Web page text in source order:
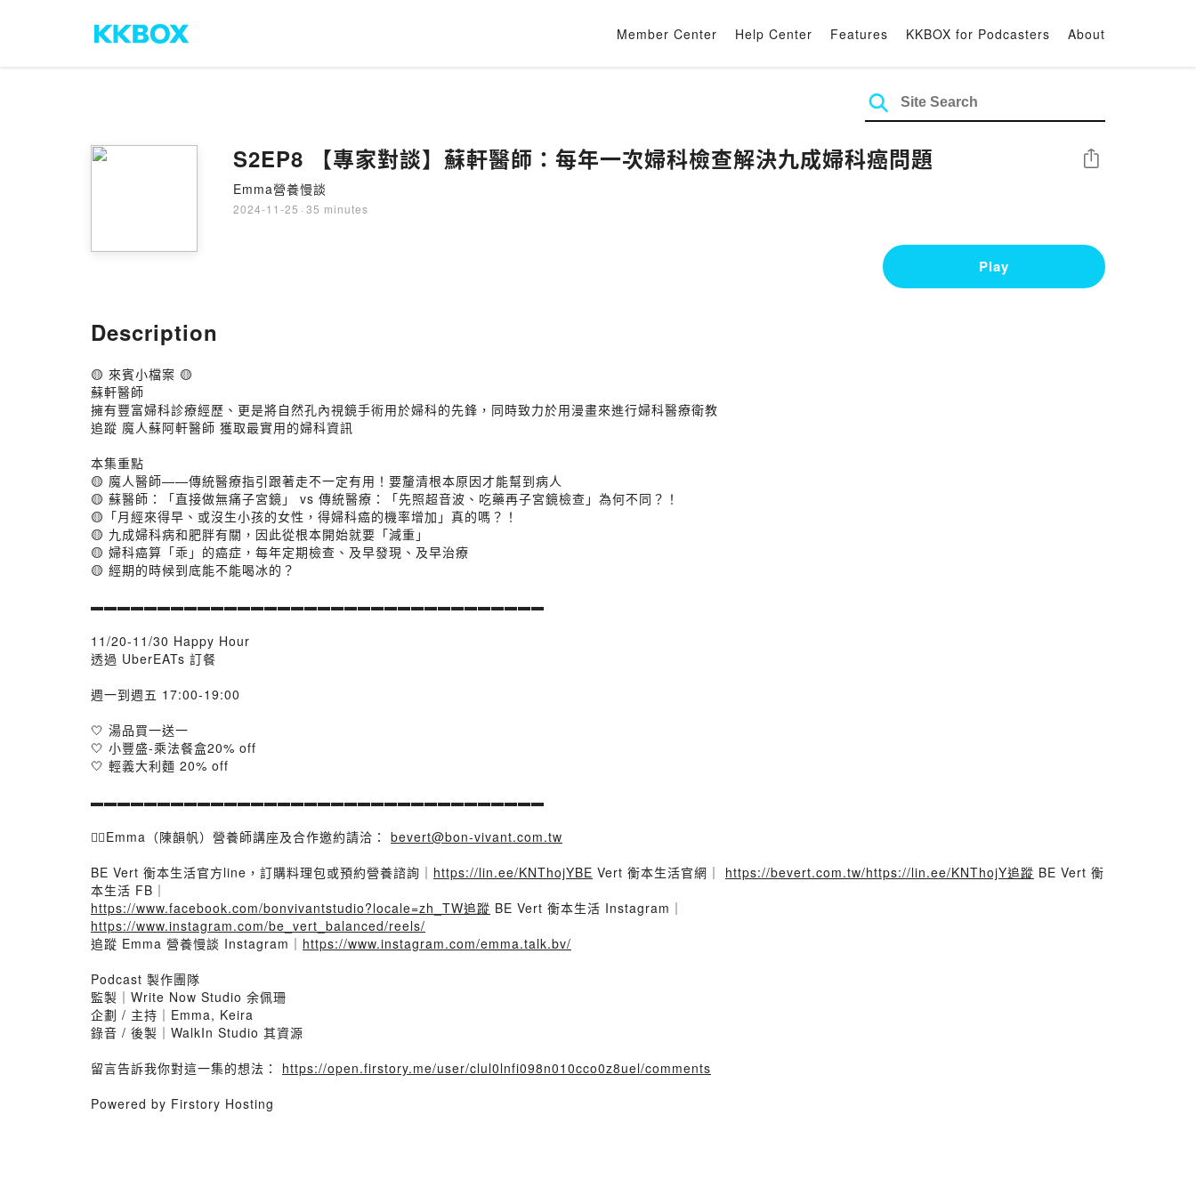
Member Center Help Center Features KKBOX for Podcasters About
S2EP8 【專家對談】蘇軒醫師：每年一次婦科檢查解決九成婦科癌問題
Emma營養慢談
2024-11-25 · 35 minutes
Share
Play
Description
🟡 來賓小檔案 🟡
蘇軒醫師
擁有豐富婦科診療經歷、更是將自然孔內視鏡手術用於婦科的先鋒，同時致力於用漫畫來進行婦科醫療衛教
追蹤 魔人蘇阿軒醫師 獲取最實用的婦科資訊
本集重點
🟡 魔人醫師——傳統醫療指引跟著走不一定有用！要釐清根本原因才能幫到病人
🟡 蘇醫師：「直接做無痛子宮鏡」 vs 傳統醫療：「先照超音波、吃藥再子宮鏡檢查」為何不同？！
🟡「月經來得早、或沒生小孩的女性，得婦科癌的機率增加」真的嗎？！
🟡 九成婦科病和肥胖有關，因此從根本開始就要「減重」
🟡 婦科癌算「乖」的癌症，每年定期檢查、及早發現、及早治療
🟡 經期的時候到底能不能喝冰的？
▬▬▬▬▬▬▬▬▬▬▬▬▬▬▬▬▬▬▬▬▬▬▬▬▬▬▬▬▬▬▬▬▬▬
11/20-11/30 Happy Hour
透過 UberEATs 訂餐
週一到週五 17:00-19:00
🤍 湯品買一送一
🤍 小豐盛-乘法餐盒20% off
🤍 輕義大利麵 20% off
▬▬▬▬▬▬▬▬▬▬▬▬▬▬▬▬▬▬▬▬▬▬▬▬▬▬▬▬▬▬▬▬▬▬
🙋‍♀️Emma（陳韻帆）營養師講座及合作邀約請洽： bevert@bon-vivant.com.tw
BE Vert 衡本生活官方line，訂購料理包或預約營養諮詢｜ https://lin.ee/KNThojYBE Vert 衡本生活官網｜ https://bevert.com.tw/https://lin.ee/KNThojY追蹤 BE Vert 衡
本生活 FB｜
https://www.facebook.com/bonvivantstudio?locale=zh_TW追蹤 BE Vert 衡本生活 Instagram｜
https://www.instagram.com/be_vert_balanced/reels/
追蹤 Emma 營養慢談 Instagram｜ https://www.instagram.com/emma.talk.bv/
Podcast 製作團隊
監製｜Write Now Studio 余佩珊
企劃 / 主持｜Emma, Keira
錄音 / 後製｜WalkIn Studio 其資源
留言告訴我你對這一集的想法： https://open.firstory.me/user/clul0lnfi098n010cco0z8uel/comments
Powered by Firstory Hosting